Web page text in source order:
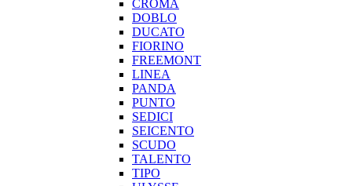
CROMA
DOBLO
DUCATO
FIORINO
FREEMONT
LINEA
PANDA
PUNTO
SEDICI
SEICENTO
SCUDO
TALENTO
TIPO